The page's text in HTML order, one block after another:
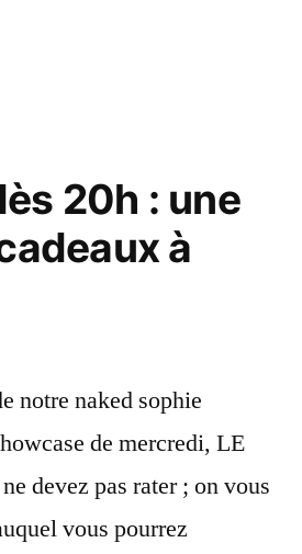
20h : une
à
notre naked sophie
de mercredi, LE
devez pas rater ; on vous
vous pourrez